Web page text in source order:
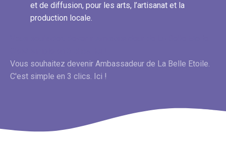
et de diffusion, pour les arts, l’artisanat et la
production locale.
Vous souhaitez devenir Ambassadeur de La Belle Etoile.
C'est simple en 3 clics. Ici !